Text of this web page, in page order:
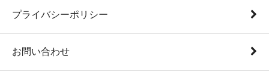
プライバシーポリシー
お問い合わせ